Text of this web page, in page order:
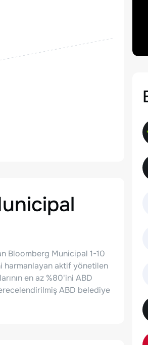
Bloomberg Municipal 1-10
harmanlayan aktif yönetilen
en az %80'ini ABD
ABD belediye